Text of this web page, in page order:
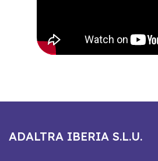
ADALTRA IBERIA S.L.U.